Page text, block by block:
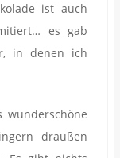
ist auch
es gab
in denen ich
wunderschöne
draußen